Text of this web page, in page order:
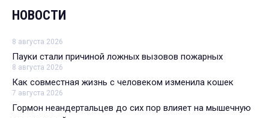
НОВОСТИ
8 августа 2026
Пауки стали причиной ложных вызовов пожарных
8 августа 2026
Как совместная жизнь с человеком изменила кошек
7 августа 2026
Гормон неандертальцев до сих пор влияет на мышечную